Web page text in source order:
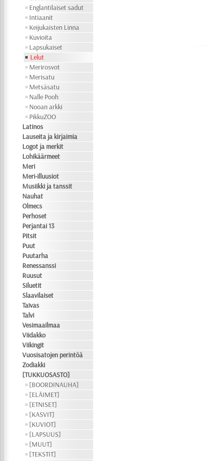
Englantilaiset sadut
Intiaanit
Keijukaisten Linna
Kuvioita
Lapsukaiset
Lelut
Merirosvot
Merisatu
Metsäsatu
Nalle Pooh
Nooan arkki
PikkuZOO
Latinos
Lauseita ja kirjaimia
Logot ja merkit
Lohikäärmeet
Meri
Meri-illuusiot
Musiikki ja tanssit
Nauhat
Olmecs
Perhoset
Perjantai 13
Pitsit
Puut
Puutarha
Renessanssi
Ruusut
Siluetit
Slaavilaiset
Taivas
Talvi
Vesimaailmaa
Viidakko
Viikingit
Vuosisatojen perintöä
Zodiakki
[TUKKUOSASTO]
[BOORDINAUHA]
[ELÄIMET]
[ETNISET]
[KASVIT]
[KUVIOT]
[LAPSUUS]
[MUUT]
[TEKSTIT]